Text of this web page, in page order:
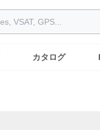
カタログ